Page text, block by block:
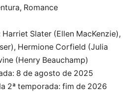
Romance
Slater (Ellen MacKenzie),
Hermione Corfield (Julia
(Henry Beauchamp)
8 de agosto de 2025
2ª temporada: fim de 2026